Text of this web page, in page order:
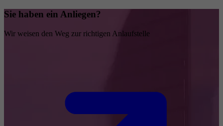
Sie haben ein Anliegen?
Wir weisen den Weg zur richtigen Anlaufstelle